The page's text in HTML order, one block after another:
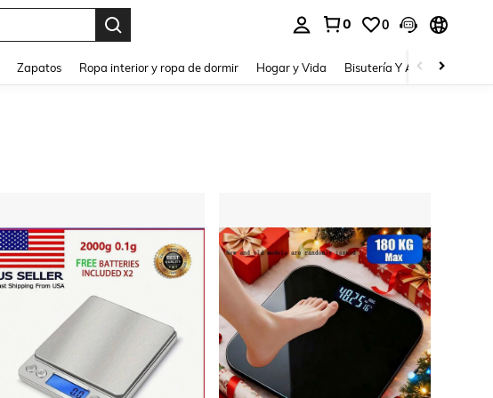
0 0
Zapatos Ropa interior y ropa de dormir Hogar y Vida Bisutería Y Accesorios